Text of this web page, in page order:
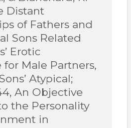
Distant
of Fathers and
Sons Related
Erotic
for Male Partners,
Atypical;
An Objective
the Personality
in